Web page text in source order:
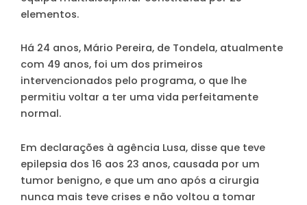
elementos.
Há 24 anos, Mário Pereira, de Tondela, atualmente
com 49 anos, foi um dos primeiros
intervencionados pelo programa, o que lhe
permitiu voltar a ter uma vida perfeitamente
normal.
Em declarações à agência Lusa, disse que teve
epilepsia dos 16 aos 23 anos, causada por um
tumor benigno, e que um ano após a cirurgia
nunca mais teve crises e não voltou a tomar